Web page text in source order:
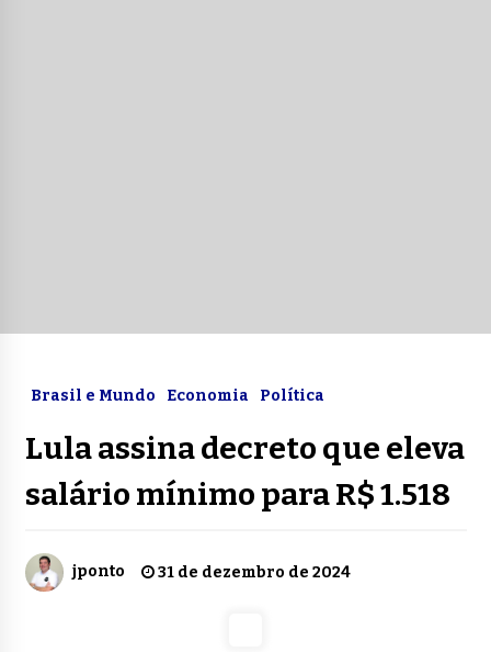
Brasil e Mundo Economia Política
Lula assina decreto que eleva
salário mínimo para R$ 1.518
jponto 31 de dezembro de 2024